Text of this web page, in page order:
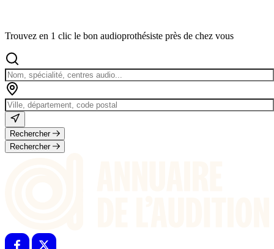
Trouvez en 1 clic le bon audioprothésiste près de chez vous
Rechercher
Rechercher